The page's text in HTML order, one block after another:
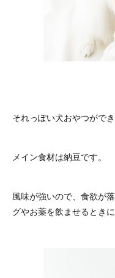
それっぽい犬おやつがで
メイン食材は納豆です。
風味が強いので、食欲が
グやお薬を飲ませるとき